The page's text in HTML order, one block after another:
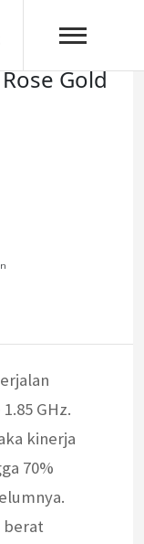
Gold
GHz.
kinerja
70%
berat